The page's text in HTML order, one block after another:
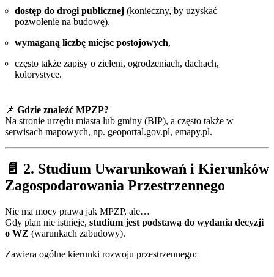
dostęp do drogi publicznej (konieczny, by uzyskać
pozwolenie na budowę),
wymaganą liczbę miejsc postojowych,
często także zapisy o zieleni, ogrodzeniach, dachach,
kolorystyce.
📌 Gdzie znaleźć MPZP?
Na stronie urzędu miasta lub gminy (BIP), a często także w
serwisach mapowych, np. geoportal.gov.pl, emapy.pl.
📄 2. Studium Uwarunkowań i Kierunków
Zagospodarowania Przestrzennego
Nie ma mocy prawa jak MPZP, ale…
Gdy plan nie istnieje, studium jest podstawą do wydania decyzji
o WZ (warunkach zabudowy).
Zawiera ogólne kierunki rozwoju przestrzennego: